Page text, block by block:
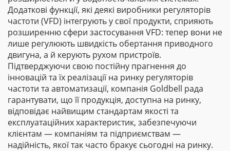
Додаткові функції, які деякі виробники регуляторів
частоти (VFD) інтегрують у свої продукти, сприяють
розширенню сфери застосування VFD: тепер вони не
лише регулюють швидкість обертання приводного
двигуна, а й керують рухом пристроїв.
Підтверджуючи свою постійну прагнення до
інновацій та їх реалізації на ринку регуляторів
частоти та автоматизації, компанія Goldbell рада
гарантувати, що її продукція, доступна на ринку,
відповідає найвищим стандартам якості та
експлуатаційних характеристик, забезпечуючи
клієнтам — компаніям та підприємствам —
надійність, якої так часто бракує сьогодні на ринку.